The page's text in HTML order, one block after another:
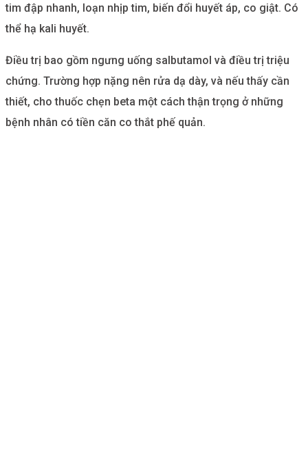
tim đập nhanh, loạn nhịp tim, biến đổi huyết áp, co giật. Có
thể hạ kali huyết.
Điều trị bao gồm ngưng uống salbutamol và điều trị triệu
chứng. Trường hợp nặng nên rửa dạ dày, và nếu thấy cần
thiết, cho thuốc chẹn beta một cách thận trọng ở những
bệnh nhân có tiền căn co thắt phế quản.